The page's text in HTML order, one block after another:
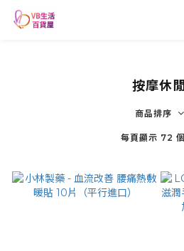
按摩休閒
商品排序
每頁顯示 72 個